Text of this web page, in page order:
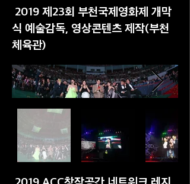
2019 제23회 부천국제영화제 개막
식 예술감독, 영상콘텐츠 제작(부천
체육관)